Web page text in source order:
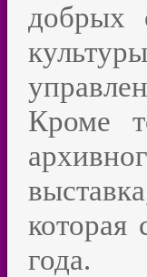
добрых
Кроме
которая
года.